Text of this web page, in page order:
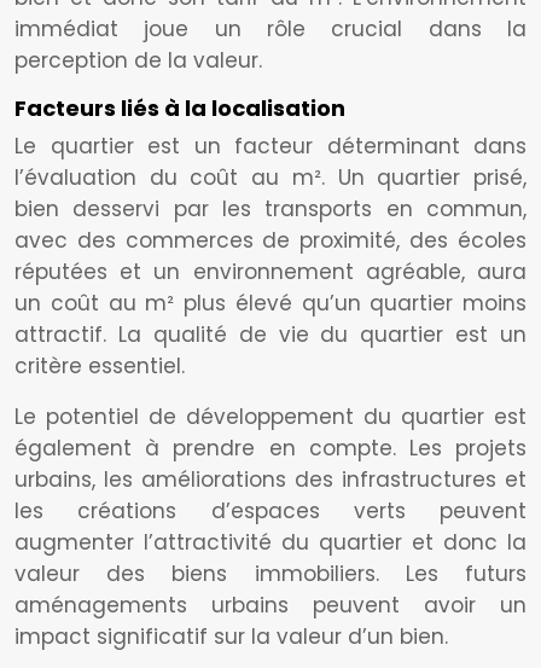
immédiat joue un rôle crucial dans la
perception de la valeur.
Facteurs liés à la localisation
Le quartier est un facteur déterminant dans
l’évaluation du coût au m². Un quartier prisé,
bien desservi par les transports en commun,
avec des commerces de proximité, des écoles
réputées et un environnement agréable, aura
un coût au m² plus élevé qu’un quartier moins
attractif. La qualité de vie du quartier est un
critère essentiel.
Le potentiel de développement du quartier est
également à prendre en compte. Les projets
urbains, les améliorations des infrastructures et
les créations d’espaces verts peuvent
augmenter l’attractivité du quartier et donc la
valeur des biens immobiliers. Les futurs
aménagements urbains peuvent avoir un
impact significatif sur la valeur d’un bien.